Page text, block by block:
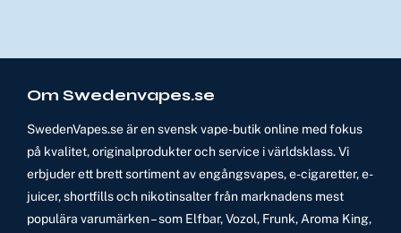
Om Swedenvapes.se
SwedenVapes.se är en svensk vape-butik online med fokus
på kvalitet, originalprodukter och service i världsklass. Vi
erbjuder ett brett sortiment av engångsvapes, e-cigaretter, e-
juicer, shortfills och nikotinsalter från marknadens mest
populära varumärken – som Elfbar, Vozol, Frunk, Aroma King,